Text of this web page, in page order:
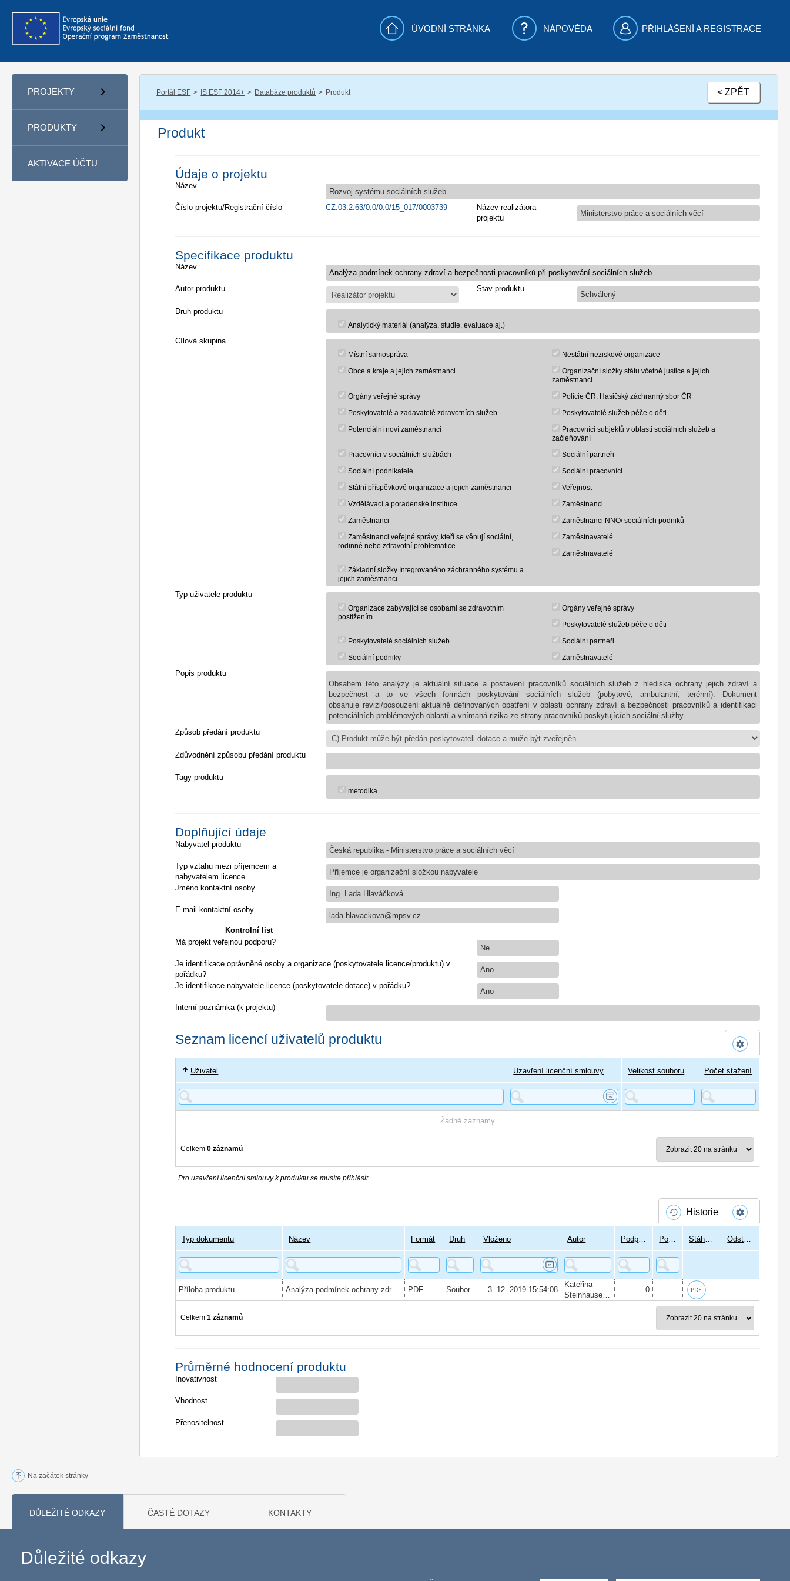
ÚVODNÍ STRÁNKA NÁPOVĚDA PŘIHLÁŠENÍ A REGISTRACE
PROJEKTY
PRODUKTY
AKTIVACE ÚČTU
Portál ESF IS ESF 2014+ Databáze produktů Produkt < ZPĚT
Produkt
Údaje o projektu
Název
Rozvoj systému sociálních služeb
Číslo projektu/Registrační číslo
CZ.03.2.63/0.0/0.0/15_017/0003739
Název realizátora
projektu
Ministerstvo práce a sociálních věcí
Specifikace produktu
Název
Autor produktu Stav produktu
Schválený
Druh produktu
Analytický materiál (analýza, studie, evaluace aj.)
Cílová skupina
Místní samospráva
Nestátní neziskové organizace
Obce a kraje a jejich zaměstnanci
Organizační složky státu včetně justice a jejich
zaměstnanci
Orgány veřejné správy
Policie ČR, Hasičský záchranný sbor ČR
Poskytovatelé a zadavatelé zdravotních služeb
Poskytovatelé služeb péče o děti
Potenciální noví zaměstnanci
Pracovníci subjektů v oblasti sociálních služeb a
začleňování
Pracovníci v sociálních službách
Sociální partneři
Sociální podnikatelé
Sociální pracovníci
Státní příspěvkové organizace a jejich zaměstnanci
Veřejnost
Vzdělávací a poradenské instituce
Zaměstnanci
Zaměstnanci
Zaměstnanci NNO/ sociálních podniků
Zaměstnanci veřejné správy, kteří se věnují sociální,
rodinné nebo zdravotní problematice
Zaměstnavatelé
Zaměstnavatelé
Základní složky Integrovaného záchranného systému a
jejich zaměstnanci
Typ uživatele produktu
Organizace zabývající se osobami se zdravotním
postižením
Orgány veřejné správy
Poskytovatelé služeb péče o děti
Poskytovatelé sociálních služeb
Sociální partneři
Sociální podniky
Zaměstnavatelé
Popis produktu
Obsahem této analýzy je aktuální situace a postavení pracovníků sociálních služeb z hlediska ochrany jejich zdraví a
bezpečnost a to ve všech formách poskytování sociálních služeb (pobytové, ambulantní, terénní). Dokument
obsahuje revizi/posouzení aktuálně definovaných opatření v oblasti ochrany zdraví a bezpečnosti pracovníků a identifikaci
potenciálních problémových oblastí a vnímaná rizika ze strany pracovníků poskytujících sociální služby.
Způsob předání produktu
Zdůvodnění způsobu předání produktu
Tagy produktu
metodika
Doplňující údaje
Nabyvatel produktu
Česká republika - Ministerstvo práce a sociálních věcí
Typ vztahu mezi příjemcem a
nabyvatelem licence
Příjemce je organizační složkou nabyvatele
Jméno kontaktní osoby
Ing. Lada Hlaváčková
E-mail kontaktní osoby
lada.hlavackova@mpsv.cz
Kontrolní list
Má projekt veřejnou podporu?
Ne
Je identifikace oprávněné osoby a organizace (poskytovatele licence/produktu) v
pořádku?
Ano
Je identifikace nabyvatele licence (poskytovatele dotace) v pořádku?
Ano
Interní poznámka (k projektu)
Seznam licencí uživatelů produktu
Uživatel Uzavření licenční smlouvy Velikost souboru Počet stažení
Žádné záznamy
Celkem 0 záznamů
Pro uzavření licenční smlouvy k produktu se musíte přihlásit.
Historie
Typ dokumentu Název Formát Druh Vloženo Autor Podpisů Podepsal Stáhnout Odstranit
Příloha produktu Analýza podmínek ochrany zdraví a bezpečnosti pracovníků při poskytování sociálních služeb PDF Soubor 3. 12. 2019 15:54:08
Kateřina
Steinhauserová
0
Celkem 1 záznamů
Průměrné hodnocení produktu
Inovativnost
Vhodnost
Přenositelnost
Na začátek stránky
DŮLEŽITÉ ODKAZY ČASTÉ DOTAZY KONTAKTY
Důležité odkazy